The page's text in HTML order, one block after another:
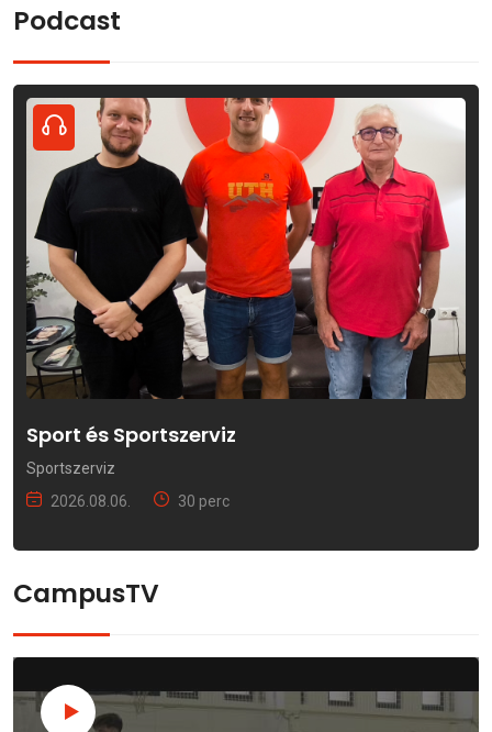
Podcast
Sport és Sportszerviz
Sportszerviz
2026.08.06.
30 perc
CampusTV